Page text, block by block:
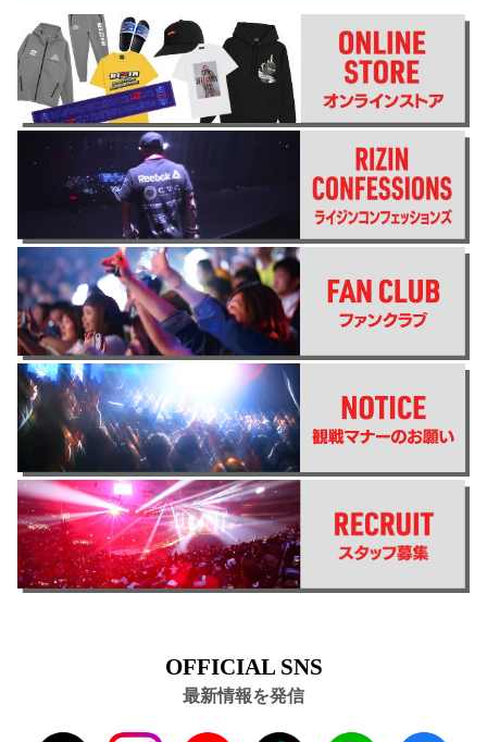
OFFICIAL SNS
最新情報を発信